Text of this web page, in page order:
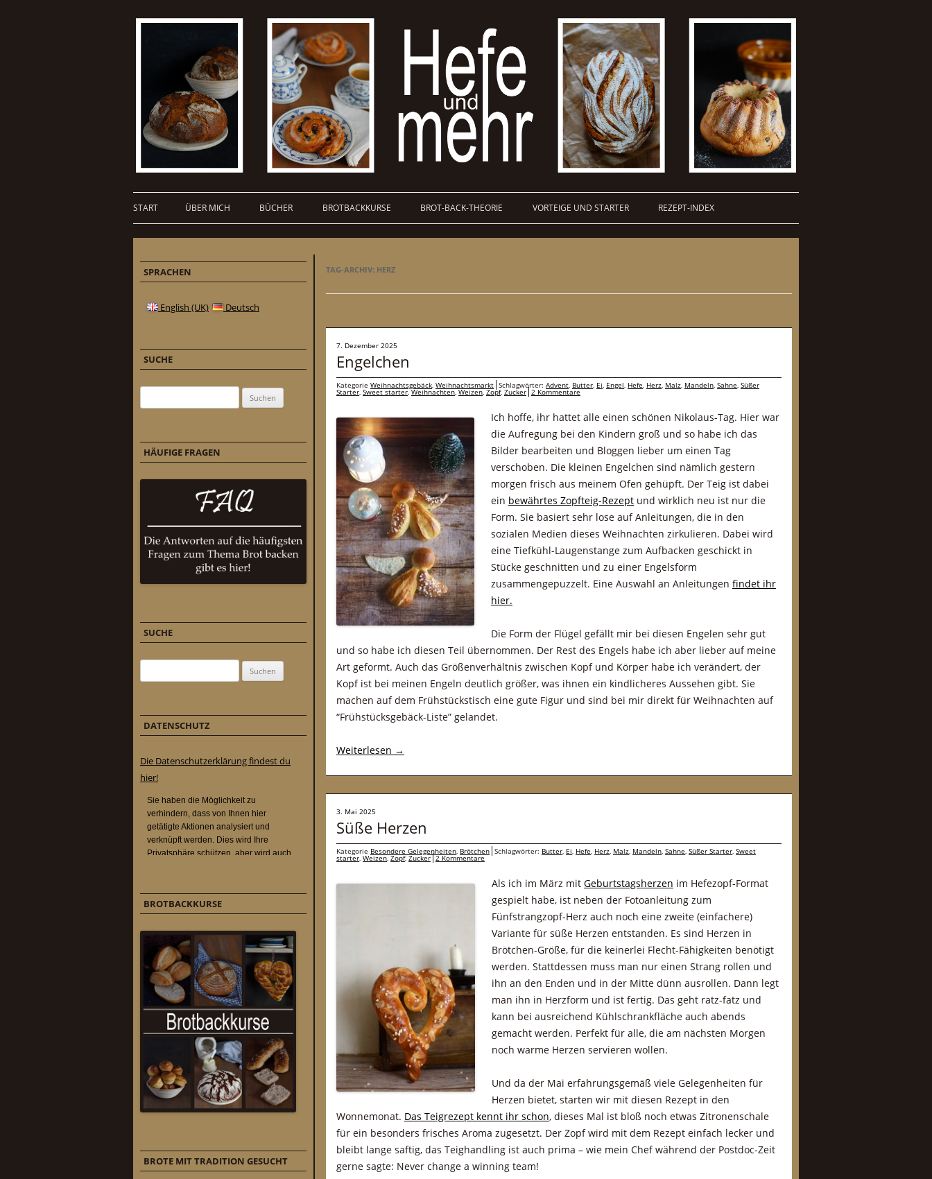
START ÜBER MICH BÜCHER BROTBACKKURSE BROT-BACK-THEORIE VORTEIGE UND STARTER REZEPT-INDEX
TAG-ARCHIV: HERZ
7. Dezember 2025
Engelchen
Kategorie Weihnachtsgebäck, Weihnachtsmarkt Schlagwörter: Advent, Butter, Ei, Engel, Hefe, Herz, Malz, Mandeln, Sahne, Süßer
Starter, Sweet starter,Weihnachten,Weizen,Zopf, Zucker 2 Kommentare
Ich hoffe, ihr hattet alle einen schönen Nikolaus-Tag. Hier war
die Aufregung bei den Kindern groß und so habe ich das
Bilder bearbeiten und Bloggen lieber um einen Tag
verschoben. Die kleinen Engelchen sind nämlich gestern
morgen frisch aus meinem Ofen gehüpft. Der Teig ist dabei
ein bewährtes Zopfteig-Rezept und wirklich neu ist nur die
Form. Sie basiert sehr lose auf Anleitungen, die in den
sozialen Medien dieses Weihnachten zirkulieren. Dabei wird
eine Tiefkühl-Laugenstange zum Aufbacken geschickt in
Stücke geschnitten und zu einer Engelsform
zusammengepuzzelt. Eine Auswahl an Anleitungen findet ihr
hier.
Die Form der Flügel gefällt mir bei diesen Engelen sehr gut
und so habe ich diesen Teil übernommen. Der Rest des Engels habe ich aber lieber auf meine
Art geformt. Auch das Größenverhältnis zwischen Kopf und Körper habe ich verändert, der
Kopf ist bei meinen Engeln deutlich größer, was ihnen ein kindlicheres Aussehen gibt. Sie
machen auf dem Frühstückstisch eine gute Figur und sind bei mir direkt für Weihnachten auf
“Frühstücksgebäck-Liste” gelandet.
Weiterlesen →
3. Mai 2025
Süße Herzen
Kategorie Besondere Gelegenheiten, Brötchen Schlagwörter: Butter, Ei, Hefe, Herz, Malz, Mandeln, Sahne, Süßer Starter, Sweet
starter, Weizen,Zopf,Zucker 2 Kommentare
Als ich im März mit Geburtstagsherzen im Hefezopf-Format
gespielt habe, ist neben der Fotoanleitung zum
Fünfstrangzopf-Herz auch noch eine zweite (einfachere)
Variante für süße Herzen entstanden. Es sind Herzen in
Brötchen-Größe, für die keinerlei Flecht-Fähigkeiten benötigt
werden. Stattdessen muss man nur einen Strang rollen und
ihn an den Enden und in der Mitte dünn ausrollen. Dann legt
man ihn in Herzform und ist fertig. Das geht ratz-fatz und
kann bei ausreichend Kühlschrankfläche auch abends
gemacht werden. Perfekt für alle, die am nächsten Morgen
noch warme Herzen servieren wollen.
Und da der Mai erfahrungsgemäß viele Gelegenheiten für
Herzen bietet, starten wir mit diesen Rezept in den
Wonnemonat. Das Teigrezept kennt ihr schon, dieses Mal ist bloß noch etwas Zitronenschale
für ein besonders frisches Aroma zugesetzt. Der Zopf wird mit dem Rezept einfach lecker und
bleibt lange saftig, das Teighandling ist auch prima – wie mein Chef während der Postdoc-Zeit
gerne sagte: Never change a winning team!
SPRACHEN
English (UK) Deutsch
SUCHE
HÄUFIGE FRAGEN
SUCHE
DATENSCHUTZ
Die Datenschutzerklärung findest du
hier!
BROTBACKKURSE
BROTE MIT TRADITION GESUCHT